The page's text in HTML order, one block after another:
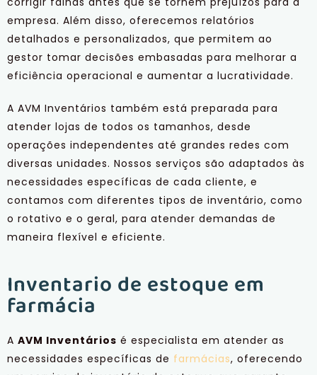
empresa. Além disso, oferecemos relatórios
detalhados e personalizados, que permitem ao
gestor tomar decisões embasadas para melhorar a
eficiência operacional e aumentar a lucratividade.
A AVM Inventários também está preparada para
atender lojas de todos os tamanhos, desde
operações independentes até grandes redes com
diversas unidades. Nossos serviços são adaptados às
necessidades específicas de cada cliente, e
contamos com diferentes tipos de inventário, como
o rotativo e o geral, para atender demandas de
maneira flexível e eficiente.
Inventario de estoque em
farmácia
A AVM Inventários é especialista em atender as
necessidades específicas de farmácias, oferecendo